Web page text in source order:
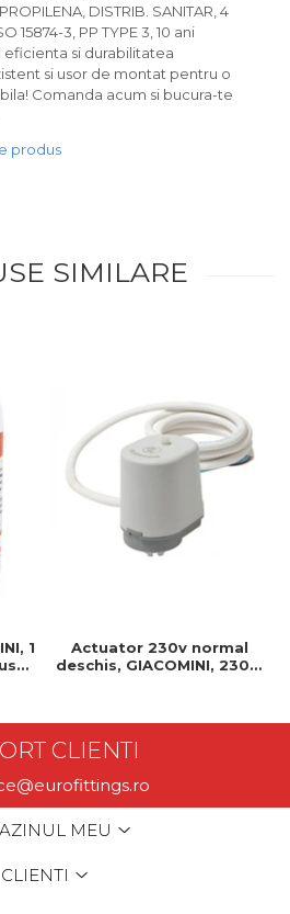
DISTRIB. SANITAR, 4
15874-3, PP TYPE 3, 10 ani
si durabilitatea
si usor de montat pentru o
Comanda acum si bucura-te
produs
SIMILARE
1
Actuator 230v normal
deschis, GIACOMINI, 230v,
CLIENTI
MEU
CLIENTI